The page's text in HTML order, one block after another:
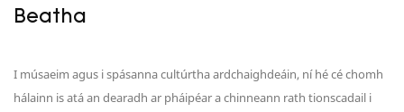
Beatha
I músaeim agus i spásanna cultúrtha ardchaighdeáin, ní hé cé chomh
hálainn is atá an dearadh ar pháipéar a chinneann rath tionscadail i